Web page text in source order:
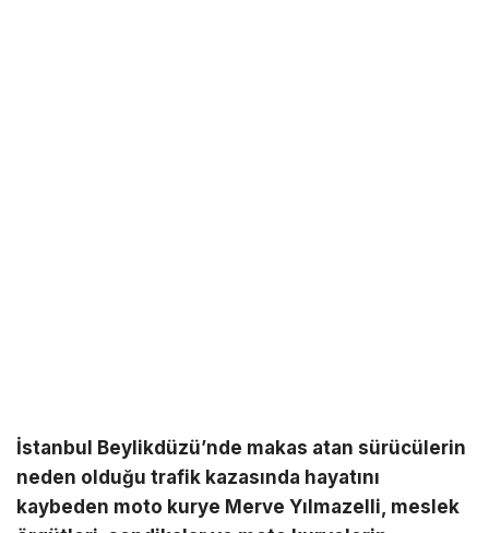
İstanbul Beylikdüzü’nde makas atan sürücülerin
neden olduğu trafik kazasında hayatını
kaybeden moto kurye Merve Yılmazelli, meslek